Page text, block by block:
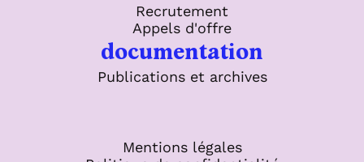
Recrutement
Appels d'offre
documentation
Publications et archives
Mentions légales